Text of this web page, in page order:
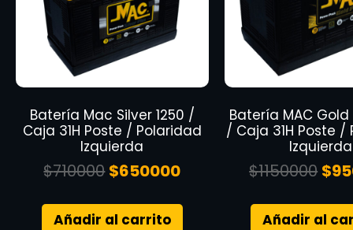
Batería Mac Silver 1250 /
Caja 31H Poste / Polaridad
Izquierda
$710000 $650000
Añadir al carrito
Batería MAC Gold
/ Caja 31H Poste /
Izquierda
$1150000 $
Añadir al